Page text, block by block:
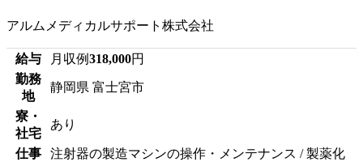
アルムメディカルサポート株式会社
給与 月収例318,000円
勤務
地
静岡県 富士宮市
寮・
社宅
あり
仕事
注射器の製造マシンの操作・メンテナンス / 製薬化